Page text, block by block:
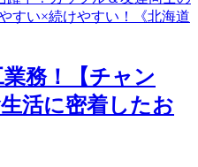
務！【チャン
活に密着したお